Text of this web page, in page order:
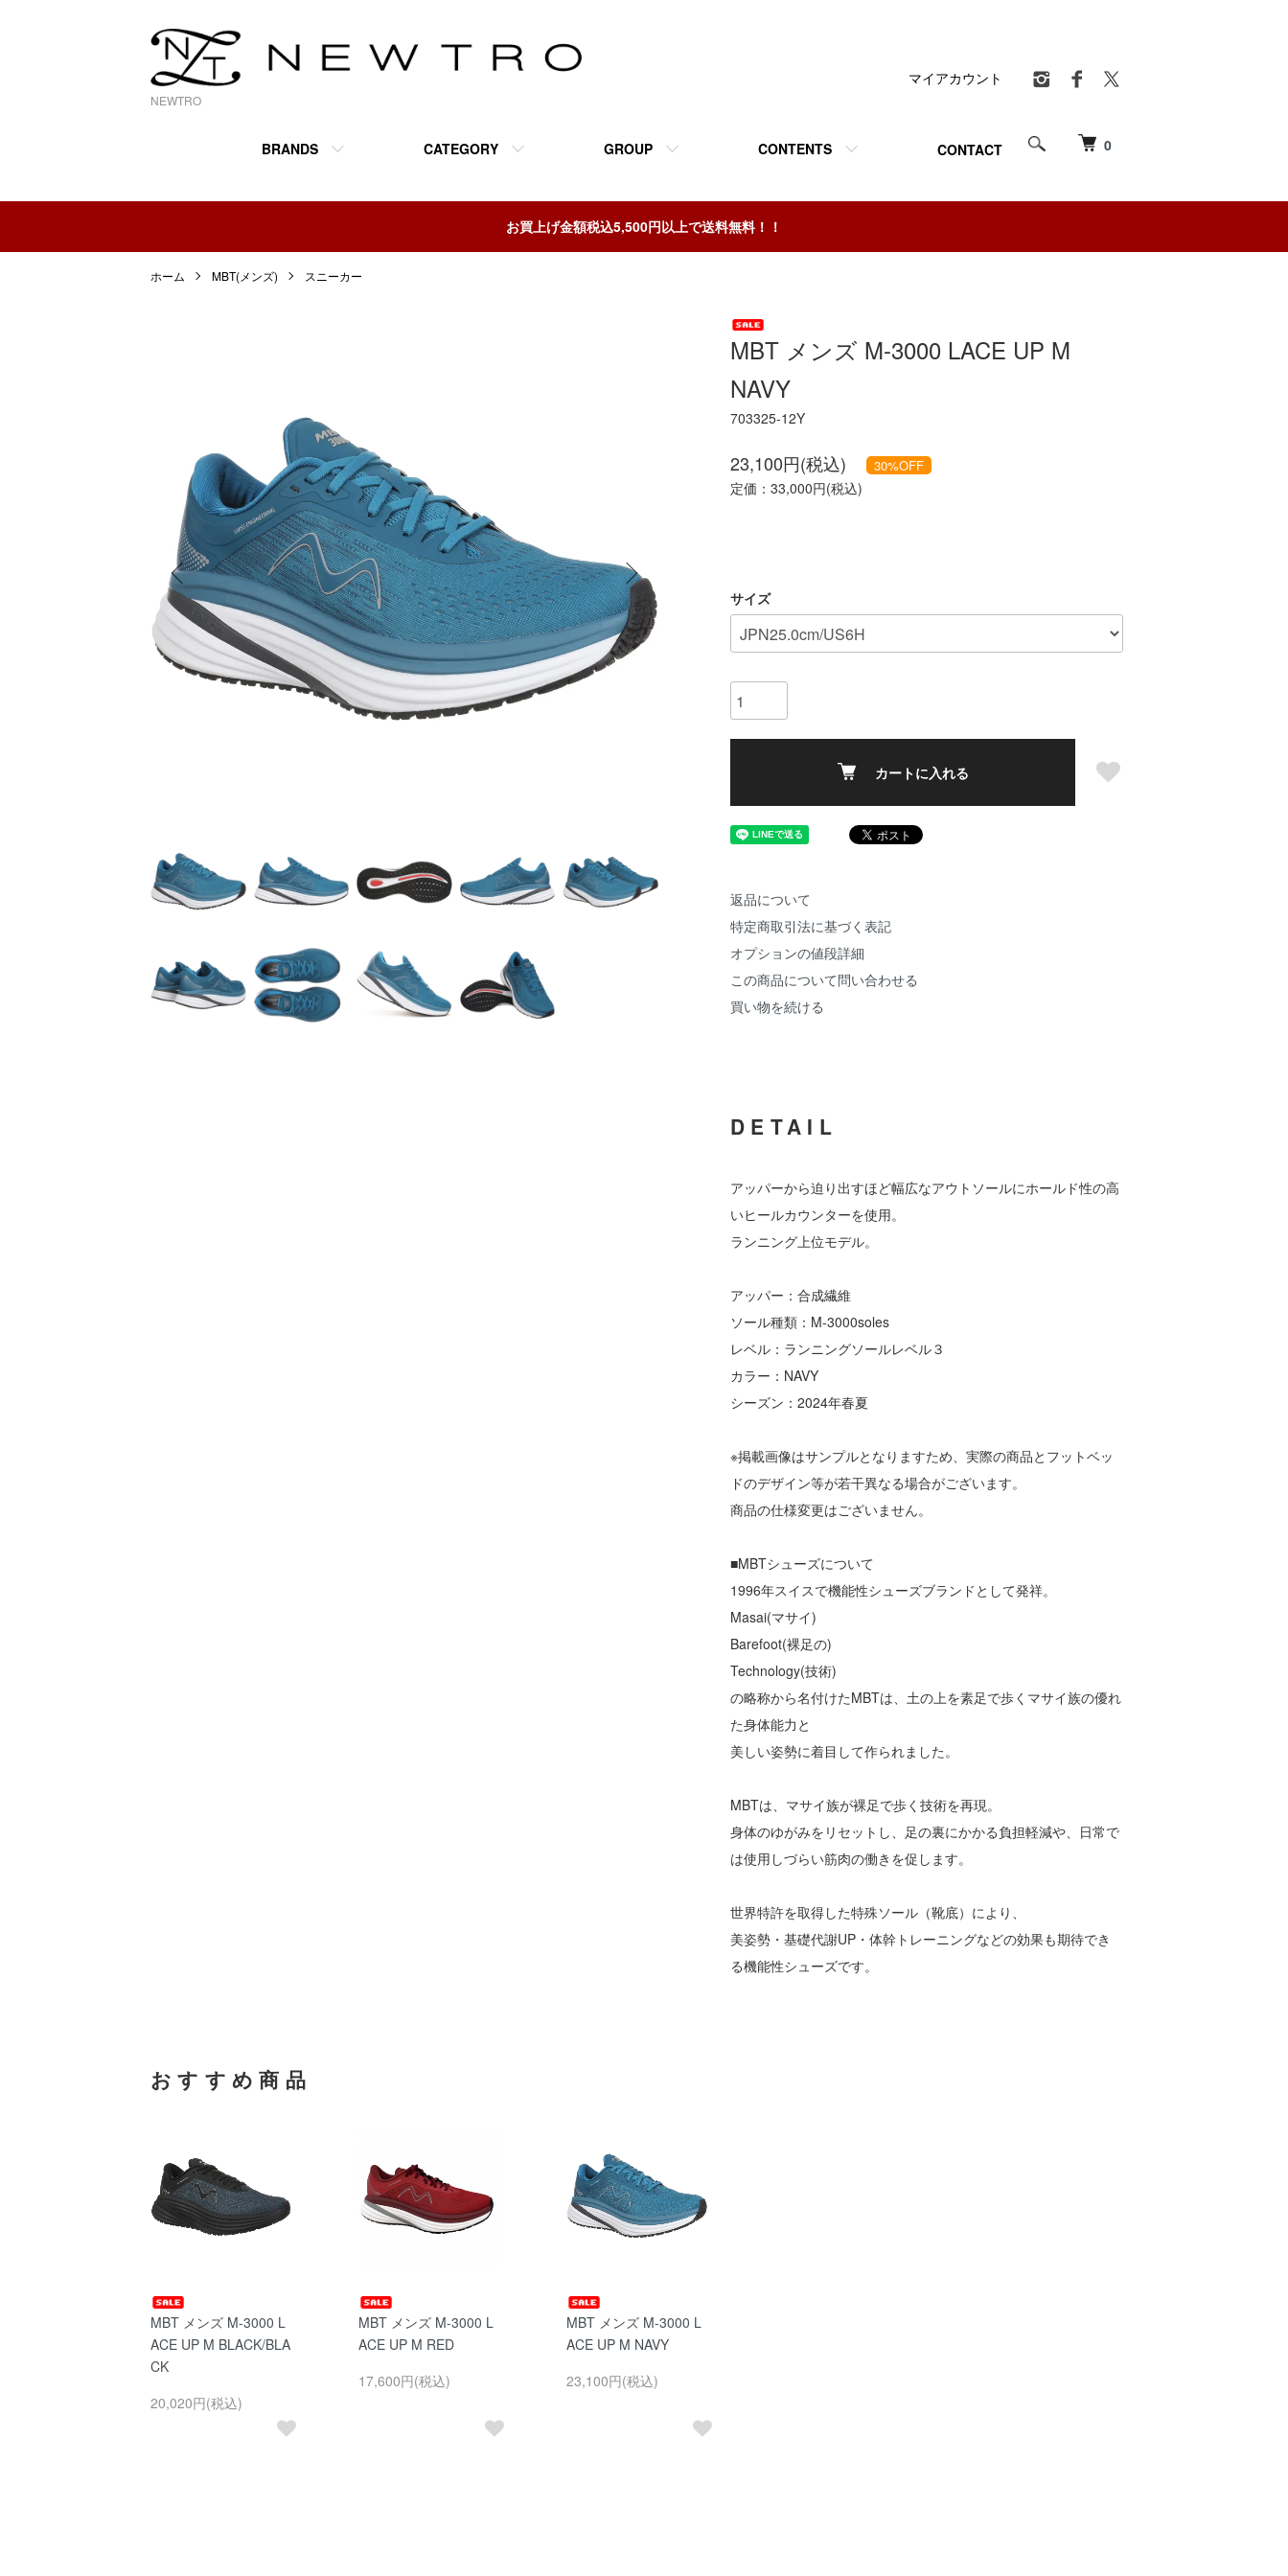
NEWTRO
0
BRANDS CATEGORY GROUP CONTENTS CONTACT
マイアカウント
お買上げ金額税込5,500円以上で送料無料！！
ホーム MBT(メンズ) スニーカー
MBT メンズ M-3000 LACE UP M
NAVY
703325-12Y
23,100円(税込) 30%OFF
定価：33,000円(税込)
サイズ
カートに入れる
返品について
特定商取引法に基づく表記
オプションの値段詳細
この商品について問い合わせる
買い物を続ける
DETAIL
アッパーから迫り出すほど幅広なアウトソールにホールド性の高
いヒールカウンターを使用。
ランニング上位モデル。
アッパー：合成繊維
ソール種類：M-3000soles
レベル：ランニングソールレベル３
カラー：NAVY
シーズン：2024年春夏
※掲載画像はサンプルとなりますため、実際の商品とフットベッ
ドのデザイン等が若干異なる場合がございます。
商品の仕様変更はございません。
■MBTシューズについて
1996年スイスで機能性シューズブランドとして発祥。
Masai(マサイ)
Barefoot(裸足の)
Technology(技術)
の略称から名付けたMBTは、土の上を素足で歩くマサイ族の優れ
た身体能力と
美しい姿勢に着目して作られました。
MBTは、マサイ族が裸足で歩く技術を再現。
身体のゆがみをリセットし、足の裏にかかる負担軽減や、日常で
は使用しづらい筋肉の働きを促します。
世界特許を取得した特殊ソール（靴底）により、
美姿勢・基礎代謝UP・体幹トレーニングなどの効果も期待でき
る機能性シューズです。
おすすめ商品
MBT メンズ M-3000 L
ACE UP M BLACK/BLA
CK
20,020円(税込)
MBT メンズ M-3000 L
ACE UP M RED
17,600円(税込)
MBT メンズ M-3000 L
ACE UP M NAVY
23,100円(税込)